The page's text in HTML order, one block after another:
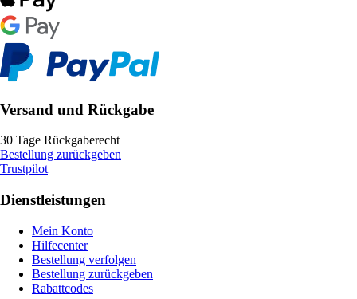
Versand und Rückgabe
30 Tage Rückgaberecht
Bestellung zurückgeben
Trustpilot
Dienstleistungen
Mein Konto
Hilfecenter
Bestellung verfolgen
Bestellung zurückgeben
Rabattcodes